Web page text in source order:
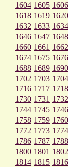
1604 1605 1606
1618 1619 1620
1632 1633 1634
1646 1647 1648
1660 1661 1662
1674 1675 1676
1688 1689 1690
1702 1703 1704
1716 1717 1718
1730 1731 1732
1744 1745 1746
1758 1759 1760
1772 1773 1774
1786 1787 1788
1800 1801 1802
1814 1815 1816